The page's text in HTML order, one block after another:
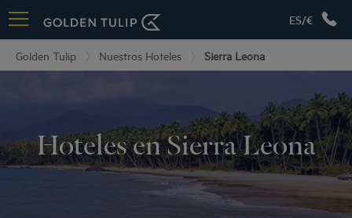
ES/€
Golden Tulip Nuestros Hoteles Sierra Leona
Hoteles en Sierra Leona